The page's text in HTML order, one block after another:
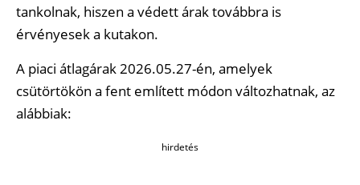
tankolnak, hiszen a védett árak továbbra is
érvényesek a kutakon.
A piaci átlagárak 2026.05.27-én, amelyek
csütörtökön a fent említett módon változhatnak, az
alábbiak:
hirdetés